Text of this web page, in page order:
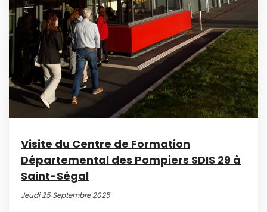
Visite du Centre de Formation
Départemental des Pompiers SDIS 29 à
Saint-Ségal
Jeudi 25 Septembre 2025